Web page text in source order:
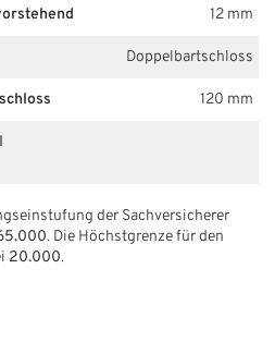
12 mm
Doppelbartschloss
120 mm
der Sachversicherer
. Die Höchstgrenze für den
20.000.